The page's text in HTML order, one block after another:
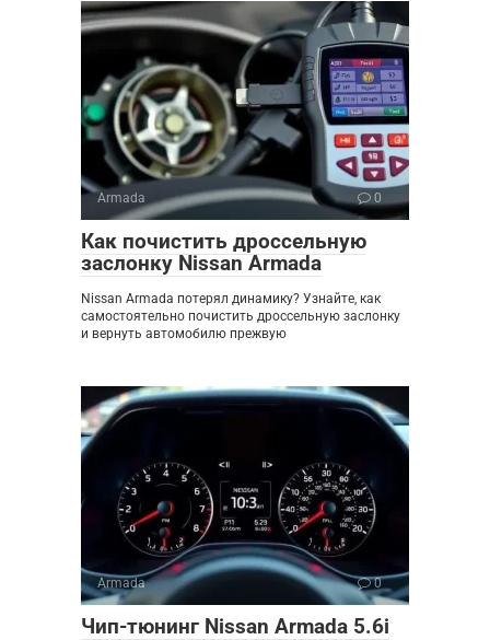
Armada 0
Как почистить дроссельную
заслонку Nissan Armada
Nissan Armada потерял динамику? Узнайте, как
самостоятельно почистить дроссельную заслонку
и вернуть автомобилю прежвую
Armada 0
Чип-тюнинг Nissan Armada 5.6i